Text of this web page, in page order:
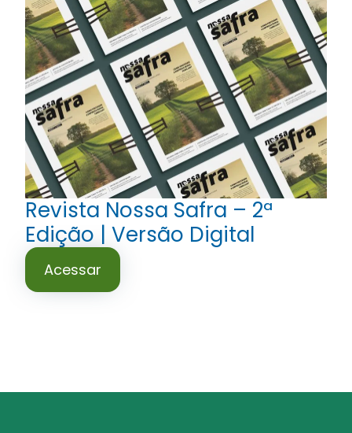
Revista Nossa Safra – 2ª
Edição | Versão Digital
Acessar